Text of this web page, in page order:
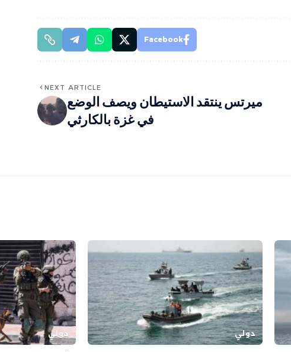
Facebook
NEXT ARTICLE
ميرتس ينتقد الاستيطان ويصف الوضع
في غزة بالكارثي
دولي دولي